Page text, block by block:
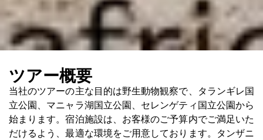
ツアー概要
当社のツアーの主な目的は野生動物観察で、タランギレ国
立公園、マニャラ湖国立公園、セレンゲティ国立公園から
始まります。宿泊施設は、お客様のご予算内でご満足いた
だけるよう、最適な環境をご用意しております。タンザニ